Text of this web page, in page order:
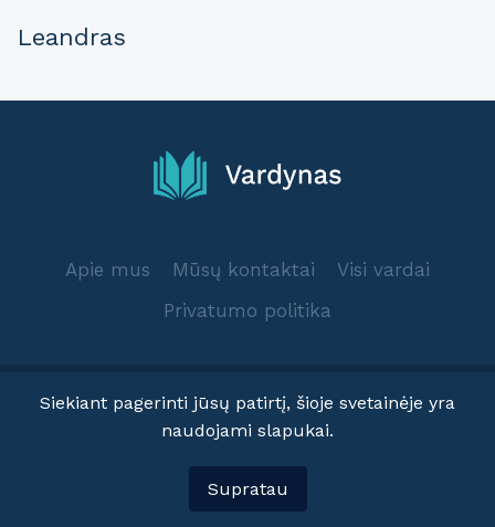
Leandras
Apie mus Mūsų kontaktai
Visi vardai
Privatumo politika
© 2025 Vardynas.info
Siekiant pagerinti jūsų patirtį, šioje svetainėje yra
naudojami slapukai.
Supratau